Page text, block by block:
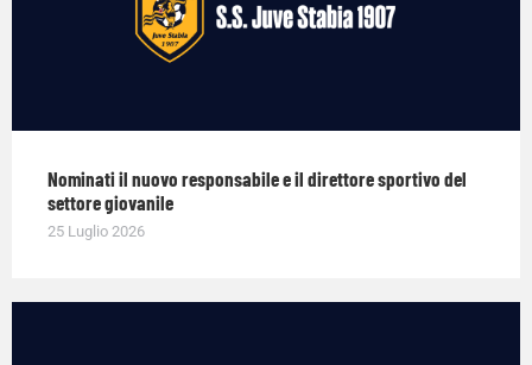
Nominati il nuovo responsabile e il direttore sportivo del
settore giovanile
25 Luglio 2026